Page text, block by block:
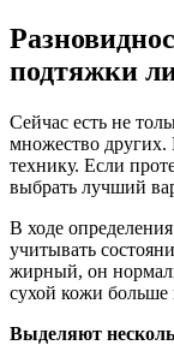
подтяжки
Сейчас есть не
множество других.
технику. Если
выбрать лучший
В ходе
учитывать
жирный, он
сухой кожи больше
Выделяют